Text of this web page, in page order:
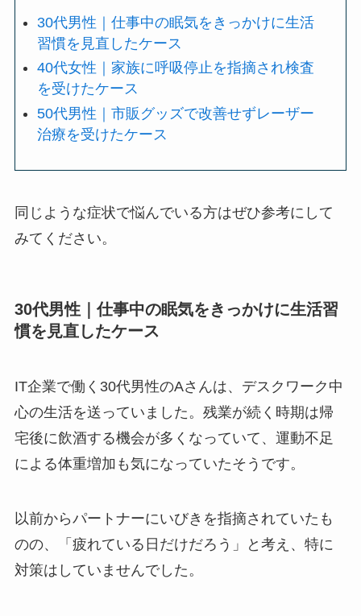
30代男性｜仕事中の眠気をきっかけに生活
習慣を見直したケース
40代女性｜家族に呼吸停止を指摘され検査
を受けたケース
50代男性｜市販グッズで改善せずレーザー
治療を受けたケース
同じような症状で悩んでいる方はぜひ参考にして
みてください。
30代男性｜仕事中の眠気をきっかけに生活習
慣を見直したケース
IT企業で働く30代男性のAさんは、デスクワーク中
心の生活を送っていました。残業が続く時期は帰
宅後に飲酒する機会が多くなっていて、運動不足
による体重増加も気になっていたそうです。
以前からパートナーにいびきを指摘されていたも
のの、「疲れている日だけだろう」と考え、特に
対策はしていませんでした。